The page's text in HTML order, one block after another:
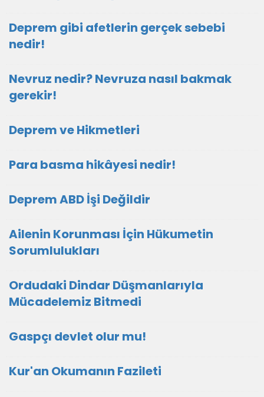
Deprem gibi afetlerin gerçek sebebi
nedir!
Nevruz nedir? Nevruza nasıl bakmak
gerekir!
Deprem ve Hikmetleri
Para basma hikâyesi nedir!
Deprem ABD İşi Değildir
Ailenin Korunması İçin Hükumetin
Sorumlulukları
Ordudaki Dindar Düşmanlarıyla
Mücadelemiz Bitmedi
Gaspçı devlet olur mu!
Kur'an Okumanın Fazileti